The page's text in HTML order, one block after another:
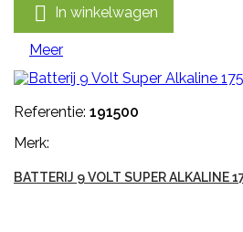
 In winkelwagen
Meer
Referentie: 191500
Merk:
BATTERIJ 9 VOLT SUPER ALKALINE